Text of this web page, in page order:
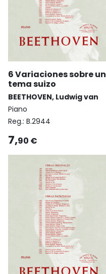
6 Variaciones sobre un
tema suizo
BEETHOVEN, Ludwig van
Piano
Reg.: B.2944
7,90 €